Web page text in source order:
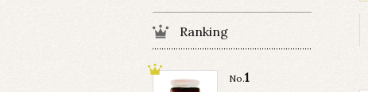
Ranking
No.1